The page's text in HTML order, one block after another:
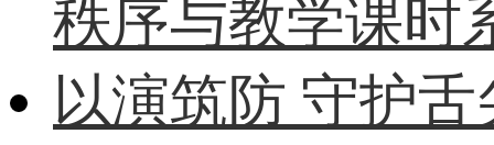
秩序与教学课时
以演筑防 守护